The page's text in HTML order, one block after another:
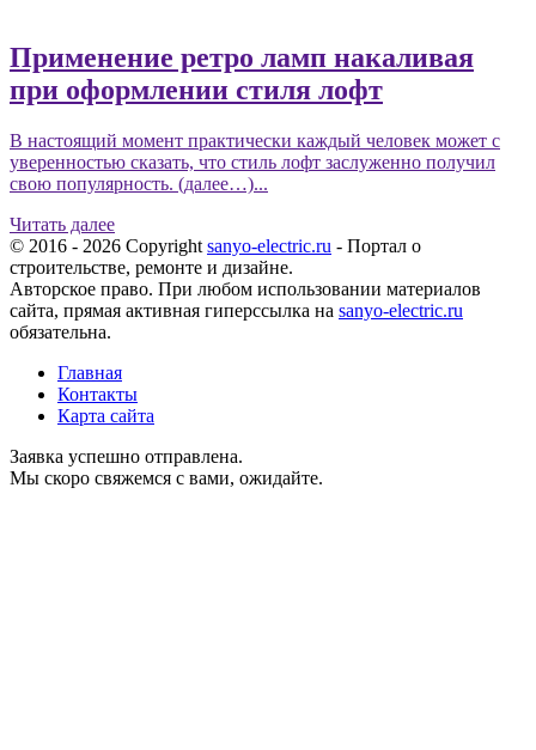
Применение ретро ламп накаливая
при оформлении стиля лофт
В настоящий момент практически каждый человек может с
уверенностью сказать, что стиль лофт заслуженно получил
свою популярность. (далее…)...
Читать далее
© 2016 - 2026 Copyright sanyo-electric.ru - Портал о
строительстве, ремонте и дизайне.
Авторское право. При любом использовании материалов
сайта, прямая активная гиперссылка на sanyo-electric.ru
обязательна.
Главная
Контакты
Карта сайта
Заявка успешно отправлена.
Мы скоро свяжемся с вами, ожидайте.